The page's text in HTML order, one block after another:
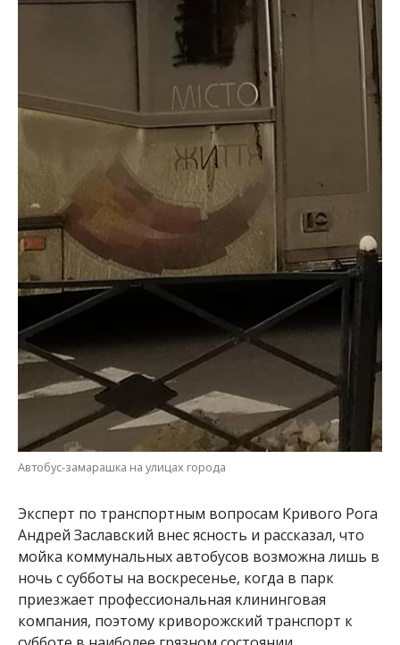
Автобус-замарашка на улицах города
Эксперт по транспортным вопросам Кривого Рога
Андрей Заславский внес ясность и рассказал, что
мойка коммунальных автобусов возможна лишь в
ночь с субботы на воскресенье, когда в парк
приезжает профессиональная клининговая
компания, поэтому криворожский транспорт к